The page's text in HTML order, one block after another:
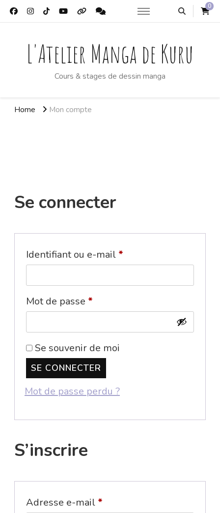
0
L'Atelier Manga de Kuru
Cours & stages de dessin manga
Home Mon compte
Se connecter
Identifiant ou e-mail *
Mot de passe *
Se souvenir de moi
SE CONNECTER
Mot de passe perdu ?
S’inscrire
Adresse e-mail *